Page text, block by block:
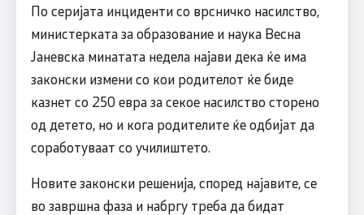
По серијата инциденти со врсничко насилство,
министерката за образование и наука Весна
Јаневска минатата недела најави дека ќе има
законски измени со кои родителот ќе биде
казнет со 250 евра за секое насилство сторено
од детето, но и кога родителите ќе одбијат да
соработуваат со училиштето.
Новите законски решенија, според најавите, се
во завршна фаза и набргу треба да бидат